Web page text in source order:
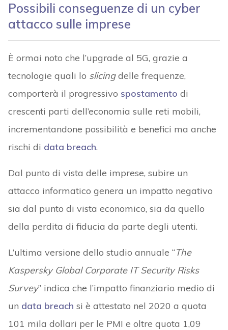
Possibili conseguenze di un cyber
attacco sulle imprese
È ormai noto che l’upgrade al 5G, grazie a
tecnologie quali lo slicingdelle frequenze,
comporterà il progressivo spostamento di
crescenti parti dell’economia sulle reti mobili,
incrementandone possibilità e benefici ma anche
rischi di data breach.
Dal punto di vista delle imprese, subire un
attacco informatico genera un impatto negativo
sia dal punto di vista economico, sia da quello
della perdita di fiducia da parte degli utenti.
L’ultima versione dello studio annuale “The
Kaspersky Global Corporate IT Security Risks
Survey” indica che l’impatto finanziario medio di
un data breach si è attestato nel 2020 a quota
101 mila dollari per le PMI e oltre quota 1,09